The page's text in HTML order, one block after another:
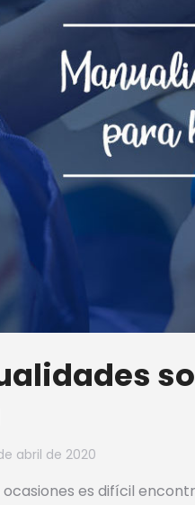
abril de 2020
ocasiones es difícil